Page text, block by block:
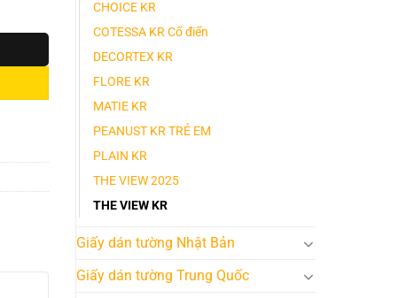
CHOICE KR
COTESSA KR Cổ điển
DECORTEX KR
FLORE KR
MATIE KR
PEANUST KR TRẺ EM
PLAIN KR
THE VIEW 2025
THE VIEW KR
Giấy dán tường Nhật Bản
Giấy dán tường Trung Quốc